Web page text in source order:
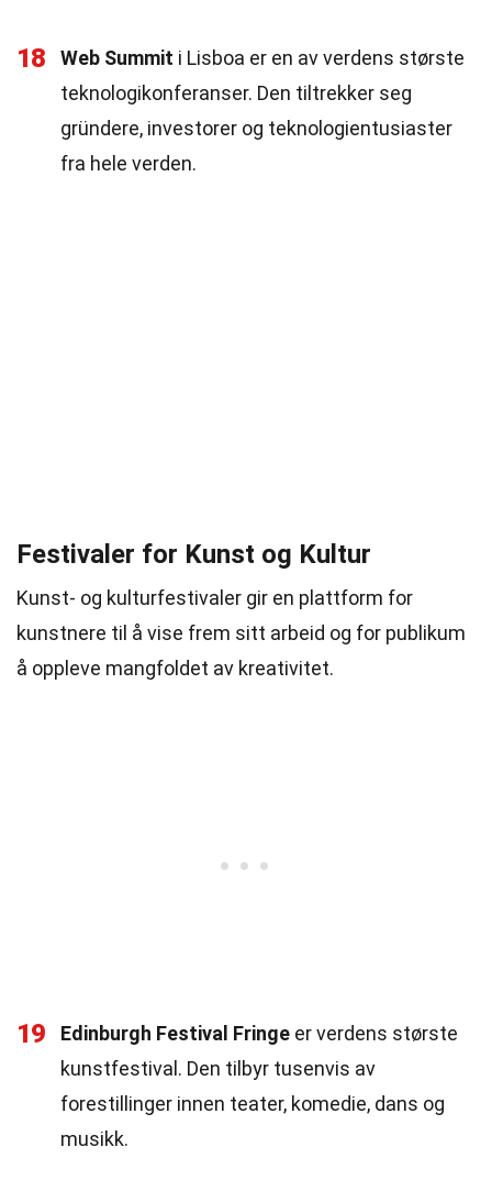
18 Web Summit i Lisboa er en av verdens største
teknologikonferanser. Den tiltrekker seg
gründere, investorer og teknologientusiaster
fra hele verden.
Festivaler for Kunst og Kultur
Kunst- og kulturfestivaler gir en plattform for
kunstnere til å vise frem sitt arbeid og for publikum
å oppleve mangfoldet av kreativitet.
19 Edinburgh Festival Fringe er verdens største
kunstfestival. Den tilbyr tusenvis av
forestillinger innen teater, komedie, dans og
musikk.